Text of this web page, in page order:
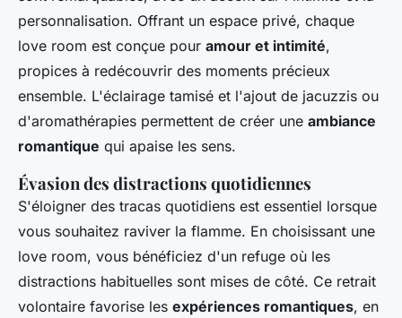
personnalisation. Offrant un espace privé, chaque
love room est conçue pour amour et intimité,
propices à redécouvrir des moments précieux
ensemble. L'éclairage tamisé et l'ajout de jacuzzis ou
d'aromathérapies permettent de créer une ambiance
romantique qui apaise les sens.
Évasion des distractions quotidiennes
S'éloigner des tracas quotidiens est essentiel lorsque
vous souhaitez raviver la flamme. En choisissant une
love room, vous bénéficiez d'un refuge où les
distractions habituelles sont mises de côté. Ce retrait
volontaire favorise les expériences romantiques, en